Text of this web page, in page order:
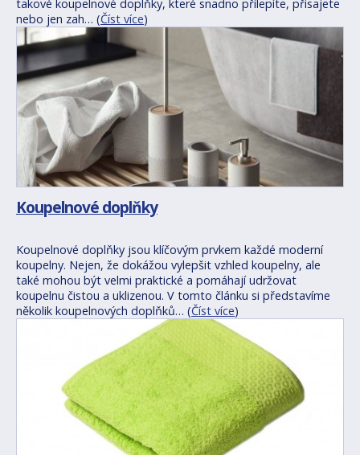
takové koupelnové doplňky, které snadno přilepíte, přisajete
nebo jen zah… (Číst více)
Koupelnové doplňky
Koupelnové doplňky jsou klíčovým prvkem každé moderní
koupelny. Nejen, že dokážou vylepšit vzhled koupelny, ale
také mohou být velmi praktické a pomáhají udržovat
koupelnu čistou a uklizenou. V tomto článku si představíme
několik koupelnových doplňků… (Číst více)